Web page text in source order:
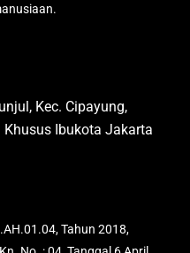
Kec. Cipayung,
Khusus Ibukota Jakarta
Tahun 2018,